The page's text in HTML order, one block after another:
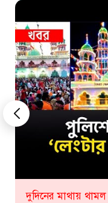
কীভাবে হবে ১০৮ তম